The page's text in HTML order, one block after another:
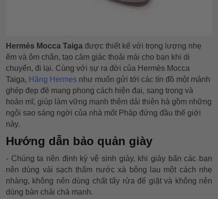
Hermès Mocca Taiga được thiết kế với trọng lượng nhẹ
êm và ôm chân, tạo cảm giác thoải mái cho bạn khi di
chuyển, đi lại. Cùng với sự ra đời của Hermès Mocca
Taiga, Hãng Hermes như muốn gửi tới các tín đồ một mảnh
ghép đẹp đẽ mang phong cách hiện đại, sang trọng và
hoàn mĩ, giúp làm vững mạnh thêm dải thiên hà gồm những
ngôi sao sáng ngời của nhà mốt Pháp đứng đầu thế giới
này.
Hướng dẫn bảo quản giày
- Chúng ta nên định kỳ vệ sinh giày, khi giày bẩn các bạn
nên dùng vải sạch thấm nước xà bông lau một cách nhẹ
nhàng, không nên dùng chất tẩy rửa để giặt và không nên
dùng bàn chải chà mạnh.